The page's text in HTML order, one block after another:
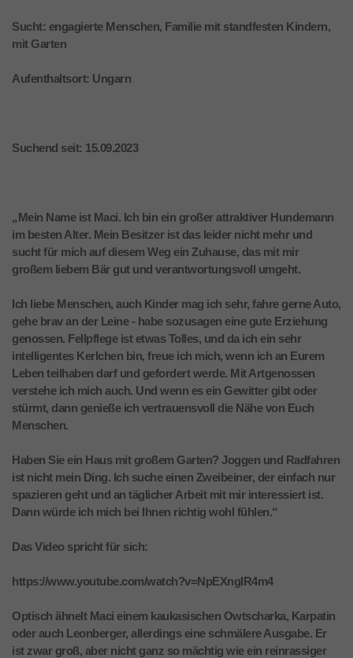
Sucht: engagierte Menschen, Familie mit standfesten Kindern,
mit Garten
Aufenthaltsort: Ungarn
Suchend seit: 15.09.2023
„Mein Name ist Maci. Ich bin ein großer attraktiver Hundemann
im besten Alter. Mein Besitzer ist das leider nicht mehr und
sucht für mich auf diesem Weg ein Zuhause, das mit mir
großem liebem Bär gut und verantwortungsvoll umgeht.
Ich liebe Menschen, auch Kinder mag ich sehr, fahre gerne Auto,
gehe brav an der Leine - habe sozusagen eine gute Erziehung
genossen. Fellpflege ist etwas Tolles, und da ich ein sehr
intelligentes Kerlchen bin, freue ich mich, wenn ich an Eurem
Leben teilhaben darf und gefordert werde. Mit Artgenossen
verstehe ich mich auch. Und wenn es ein Gewitter gibt oder
stürmt, dann genieße ich vertrauensvoll die Nähe von Euch
Menschen.
Haben Sie ein Haus mit großem Garten? Joggen und Radfahren
ist nicht mein Ding. Ich suche einen Zweibeiner, der einfach nur
spazieren geht und an täglicher Arbeit mit mir interessiert ist.
Dann würde ich mich bei Ihnen richtig wohl fühlen.“
Das Video spricht für sich:
https://www.youtube.com/watch?v=NpEXngIR4m4
Optisch ähnelt Maci einem kaukasischen Owtscharka, Karpatin
oder auch Leonberger, allerdings eine schmälere Ausgabe. Er
ist zwar groß, aber nicht ganz so mächtig wie ein reinrassiger